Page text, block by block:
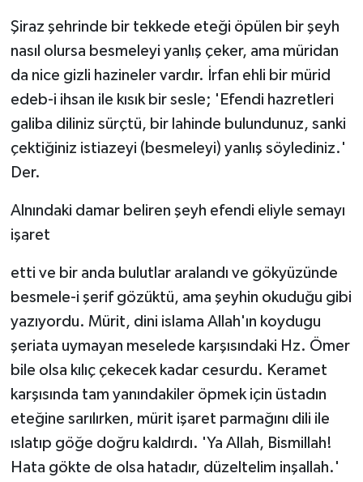
Şiraz şehrinde bir tekkede eteği öpülen bir şeyh
nasıl olursa besmeleyi yanlış çeker, ama müridan
da nice gizli hazineler vardır. İrfan ehli bir mürid
edeb-i ihsan ile kısık bir sesle; 'Efendi hazretleri
galiba diliniz sürçtü, bir lahinde bulundunuz, sanki
çektiğiniz istiazeyi (besmeleyi) yanlış söylediniz.'
Der.
Alnındaki damar beliren şeyh efendi eliyle semayı
işaret
etti ve bir anda bulutlar aralandı ve gökyüzünde
besmele-i şerif gözüktü, ama şeyhin okuduğu gibi
yazıyordu. Mürit, dini islama Allah'ın koydugu
şeriata uymayan meselede karşısındaki Hz. Ömer
bile olsa kılıç çekecek kadar cesurdu. Keramet
karşısında tam yanındakiler öpmek için üstadın
eteğine sarılırken, mürit işaret parmağını dili ile
ıslatıp göğe doğru kaldırdı. 'Ya Allah, Bismillah!
Hata gökte de olsa hatadır, düzeltelim inşallah.'